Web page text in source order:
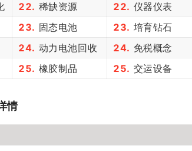
22. 稀缺资源 22. 仪器仪表
23. 固态电池 23. 培育钻石
24. 动力电池回收 24. 免税概念
25. 橡胶制品 25. 交运设备
情